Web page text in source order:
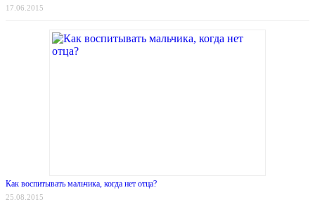
17.06.2015
Как воспитывать мальчика, когда нет отца?
25.08.2015